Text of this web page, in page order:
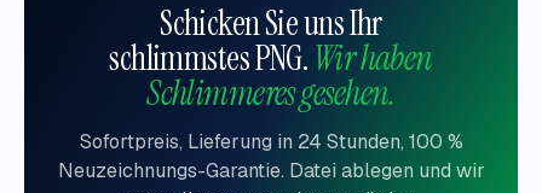
Schicken Sie uns Ihr
schlimmstes PNG.Wir haben
Schlimmeres gesehen.
Sofortpreis, Lieferung in 24 Stunden, 100 %
Neuzeichnungs-Garantie. Datei ablegen und wir